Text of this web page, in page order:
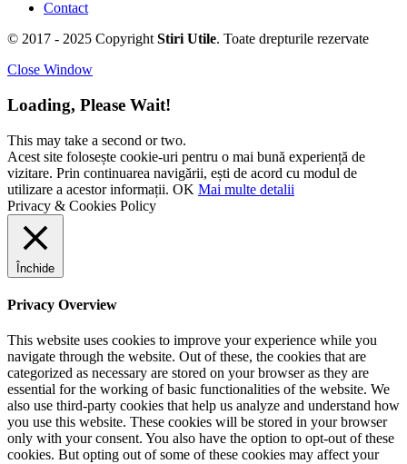
Contact
© 2017 - 2025 Copyright Stiri Utile. Toate drepturile rezervate
Close Window
Loading, Please Wait!
This may take a second or two.
Acest site folosește cookie-uri pentru o mai bună experiență de
vizitare. Prin continuarea navigării, ești de acord cu modul de
utilizare a acestor informații. OK Mai multe detalii
Privacy & Cookies Policy
Închide
Privacy Overview
This website uses cookies to improve your experience while you
navigate through the website. Out of these, the cookies that are
categorized as necessary are stored on your browser as they are
essential for the working of basic functionalities of the website. We
also use third-party cookies that help us analyze and understand how
you use this website. These cookies will be stored in your browser
only with your consent. You also have the option to opt-out of these
cookies. But opting out of some of these cookies may affect your